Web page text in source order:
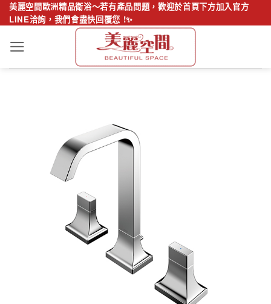
Skip
to
content
美麗空間歐洲精品衛浴～若有產品問題，歡迎於首頁下方加入官方
LINE洽詢，我們會盡快回覆您 !✨